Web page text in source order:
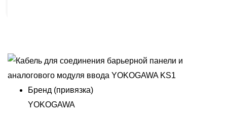
Бренд (привязка)
YOKOGAWA